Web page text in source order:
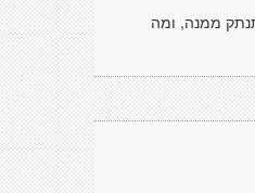
ממנה, ומה